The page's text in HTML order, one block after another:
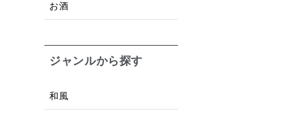
お酒
ジャンルから探す
和風